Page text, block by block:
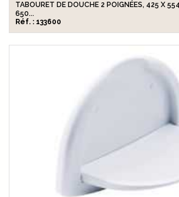
TABOURET DE DOUCHE 2 POIGNÉES, 425 X
650...
Réf. : 133600